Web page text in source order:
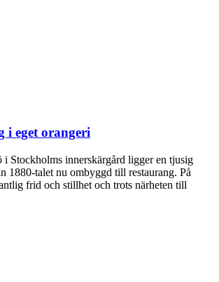
i eget orangeri
i Stockholms innerskärgård ligger en tjusig
1880-talet nu ombyggd till restaurang. På
frid och stillhet och trots närheten till